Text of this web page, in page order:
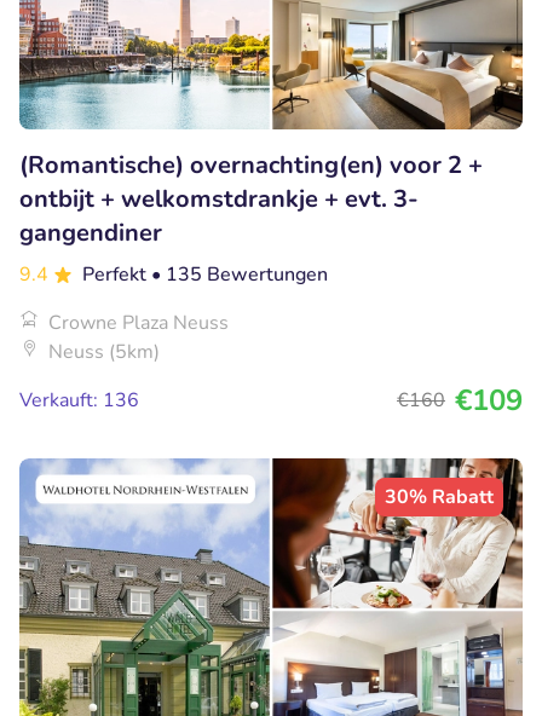
(Romantische) overnachting(en) voor 2 +
ontbijt + welkomstdrankje + evt. 3-
gangendiner
9.4 Perfekt • 135 Bewertungen
Crowne Plaza Neuss
Neuss (5km)
Verkauft: 136
€160 €109
30% Rabatt